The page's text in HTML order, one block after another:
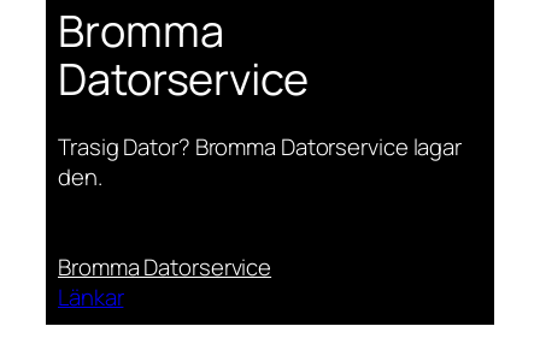
Bromma
Datorservice
Trasig Dator? Bromma Datorservice lagar
den.
Bromma Datorservice
Länkar